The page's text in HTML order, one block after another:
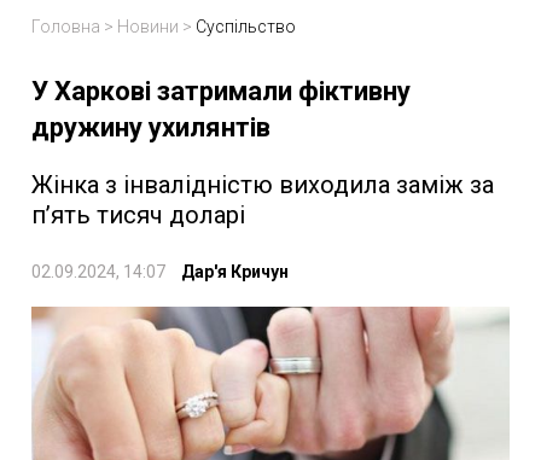
Головна > Новини > Суспільство
У Харкові затримали фіктивну
дружину ухилянтів
Жінка з інвалідністю виходила заміж за
пʼять тисяч доларі
02.09.2024, 14:07 Дар'я Кричун